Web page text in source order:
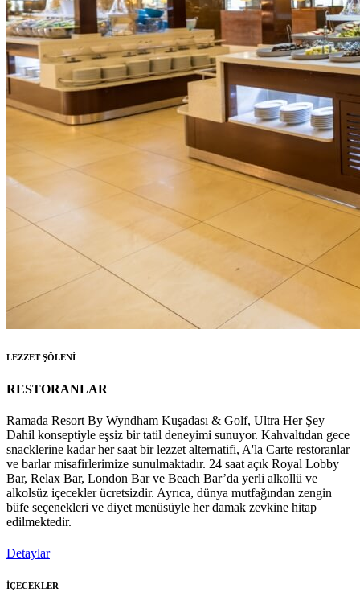
LEZZET ŞÖLENİ
RESTORANLAR
Ramada Resort By Wyndham Kuşadası & Golf, Ultra Her Şey
Dahil konseptiyle eşsiz bir tatil deneyimi sunuyor. Kahvaltıdan gece
snacklerine kadar her saat bir lezzet alternatifi, A'la Carte restoranlar
ve barlar misafirlerimize sunulmaktadır. 24 saat açık Royal Lobby
Bar, Relax Bar, London Bar ve Beach Bar’da yerli alkollü ve
alkolsüz içecekler ücretsizdir. Ayrıca, dünya mutfağından zengin
büfe seçenekleri ve diyet menüsüyle her damak zevkine hitap
edilmektedir.
Detaylar
İÇECEKLER